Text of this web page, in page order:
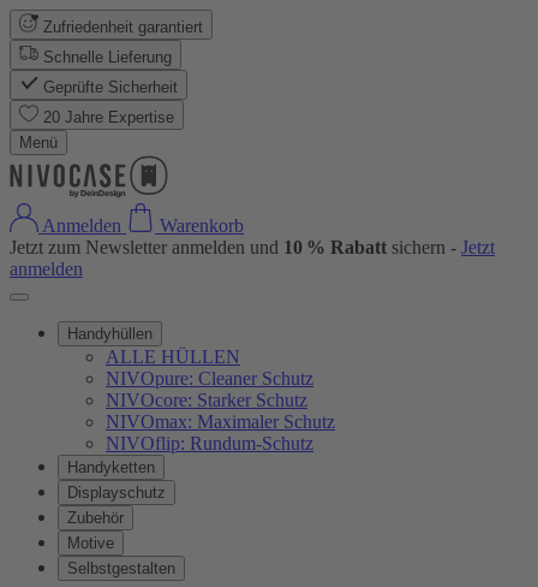
Zufriedenheit garantiert
Schnelle Lieferung
Geprüfte Sicherheit
20 Jahre Expertise
Menü
Anmelden
Warenkorb
Jetzt zum Newsletter anmelden und 10 % Rabatt sichern - Jetzt
anmelden
Handyhüllen
ALLE HÜLLEN
NIVOpure: Cleaner Schutz
NIVOcore: Starker Schutz
NIVOmax: Maximaler Schutz
NIVOflip: Rundum-Schutz
Handyketten
Displayschutz
Zubehör
Motive
Selbstgestalten